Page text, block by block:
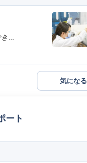
...
気になる
ート